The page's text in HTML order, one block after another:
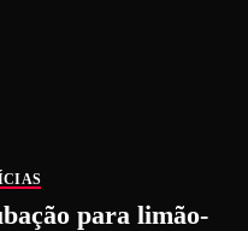
para limão-